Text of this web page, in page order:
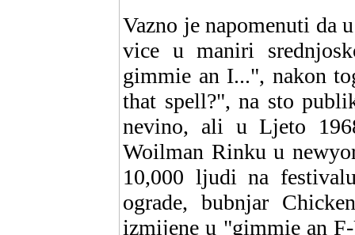
Vazno je napomenuti da
vice u maniri
gimmie an I...", nakon
that spell?", na sto
nevino, ali u Ljeto
Woilman Rinku u
10,000 ljudi na
ograde, bubnjar
izmijene u "gimmie an